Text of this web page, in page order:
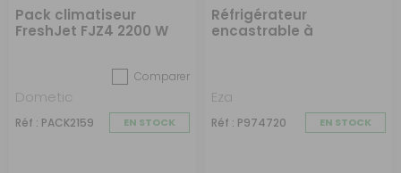
Pack climatiseur
FreshJet FJZ4 2200 W
Comparer
Dometic
Réf : PACK2159 EN STOCK
Réfrigérateur
encastrable à
Eza
Réf : P974720 EN STOCK